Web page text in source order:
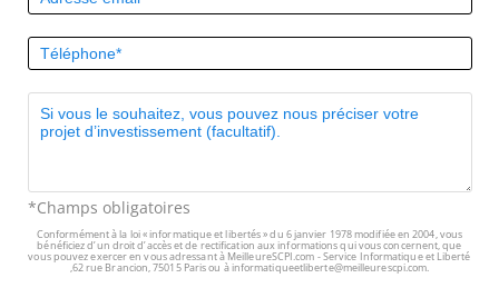
*Champs obligatoires
Conformément à la loi « informatique et libertés » du 6 janvier 1978 modifiée en 2004, vous
bénéficiez d’un droit d’accès et de rectification aux informations qui vous concernent, que
vous pouvez exercer en vous adressant à MeilleureSCPI.com - Service Informatique et Liberté
,62 rue Brancion, 75015 Paris ou àinformatiqueetliberte@meilleurescpi.com.